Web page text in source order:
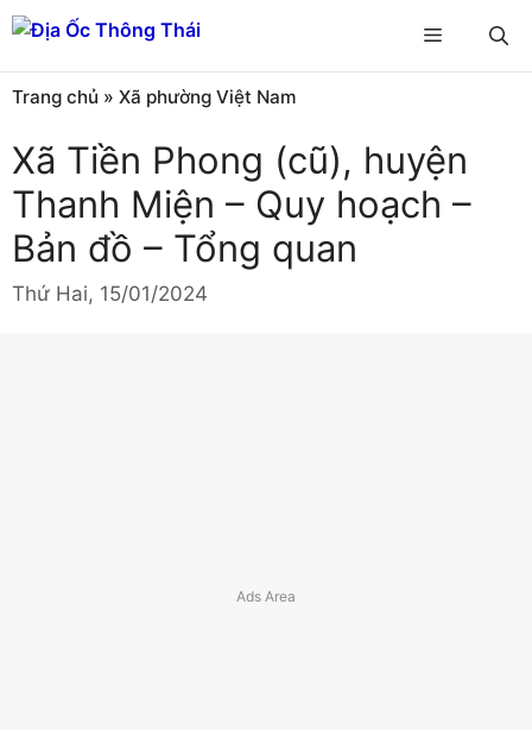
Chuyển
đến
nội
dung
Menu
Trang chủ » Xã phường Việt Nam
Xã Tiền Phong (cũ), huyện
Thanh Miện – Quy hoạch –
Bản đồ – Tổng quan
Thứ Hai, 15/01/2024